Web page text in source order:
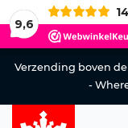
9,6
14
Verzending boven
-